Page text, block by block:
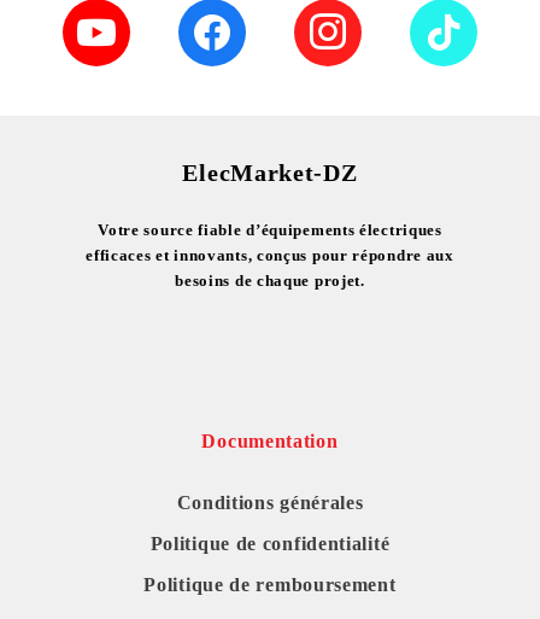
ElecMarket-DZ
Votre source fiable d’équipements électriques
efficaces et innovants, conçus pour répondre aux
besoins de chaque projet.
Documentation
Conditions générales
Politique de confidentialité
Politique de remboursement